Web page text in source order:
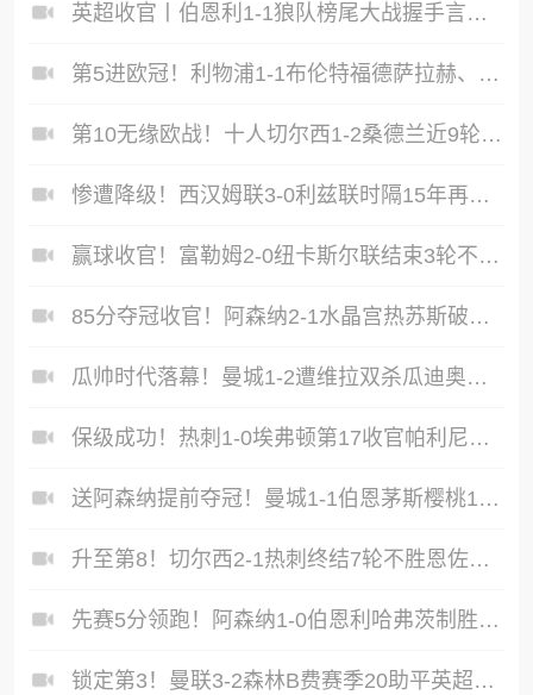
英超收官丨伯恩利1-1狼队榜尾大战握手言和两队双双降入英冠
第5进欧冠！利物浦1-1布伦特福德萨拉赫、罗伯逊结束9年红军生涯
第10无缘欧战！十人切尔西1-2桑德兰近9轮仅1胜桑德兰第7进欧战
惨遭降级！西汉姆联3-0利兹联时隔15年再度降级至英冠
赢球收官！富勒姆2-0纽卡斯尔联结束3轮不胜迪奥普、凯尔尼破门
85分夺冠收官！阿森纳2-1水晶宫热苏斯破门+失良机马杜埃凯建功
瓜帅时代落幕！曼城1-2遭维拉双杀瓜迪奥拉、B席、斯通斯告别战
保级成功！热刺1-0埃弗顿第17收官帕利尼亚制胜热刺近6轮仅1负
送阿森纳提前夺冠！曼城1-1伯恩茅斯樱桃17轮不败哈兰德扳平
升至第8！切尔西2-1热刺终结7轮不胜恩佐传射热刺领先降级区2分
先赛5分领跑！阿森纳1-0伯恩利哈弗茨制胜+蹬踏染黄萨卡献助攻
锁定第3！曼联3-2森林B费赛季20助平英超纪录卡塞米罗主场告别